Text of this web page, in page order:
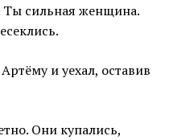
сильная женщина.
и уехал, оставив
Они купались,